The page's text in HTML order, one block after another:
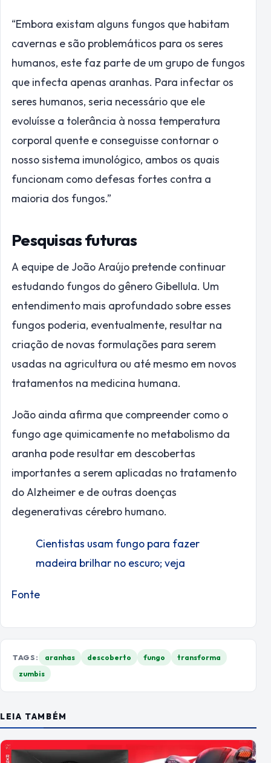
“Embora existam alguns fungos que habitam
cavernas e são problemáticos para os seres
humanos, este faz parte de um grupo de fungos
que infecta apenas aranhas. Para infectar os
seres humanos, seria necessário que ele
evoluísse a tolerância à nossa temperatura
corporal quente e conseguisse contornar o
nosso sistema imunológico, ambos os quais
funcionam como defesas fortes contra a
maioria dos fungos.”
Pesquisas futuras
A equipe de João Araújo pretende continuar
estudando fungos do gênero Gibellula. Um
entendimento mais aprofundado sobre esses
fungos poderia, eventualmente, resultar na
criação de novas formulações para serem
usadas na agricultura ou até mesmo em novos
tratamentos na medicina humana.
João ainda afirma que compreender como o
fungo age quimicamente no metabolismo da
aranha pode resultar em descobertas
importantes a serem aplicadas no tratamento
do Alzheimer e de outras doenças
degenerativas cérebro humano.
Cientistas usam fungo para fazer
madeira brilhar no escuro; veja
Fonte
TAGS: aranhas descoberto fungo
transforma
zumbis
LEIA TAMBÉM